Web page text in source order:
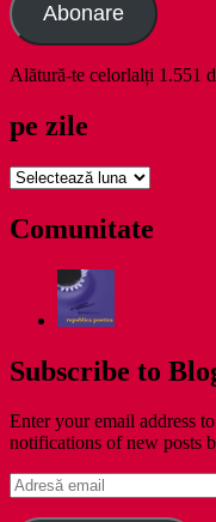
Abonare
Alătură-te celorlalți 1.551
pe zile
pe
Comunitate
Subscribe to
Enter your email address
notifications of new posts
Adresă
email